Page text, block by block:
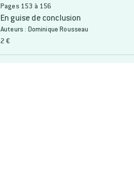
Pages 153 à 156
En guise de conclusion
Auteurs : Dominique Rousseau
2 €